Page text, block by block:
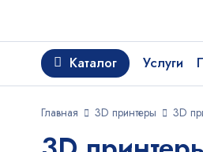
Каталог Услуги
Главная 3D принтеры 3D